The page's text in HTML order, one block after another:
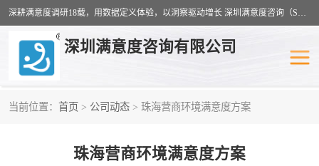
深耕满意度调研18载，用数据定义体验，以洞察驱动增长 深圳满意度咨询（SSC）：十八年专注，丈量每一份体验。
深圳满意度咨询有限公司
当前位置： 首页 > 公司动态 > 珠海营商环境满意度方案
珠海营商环境满意度方案
客户满意度调查 医疗服务业满意度